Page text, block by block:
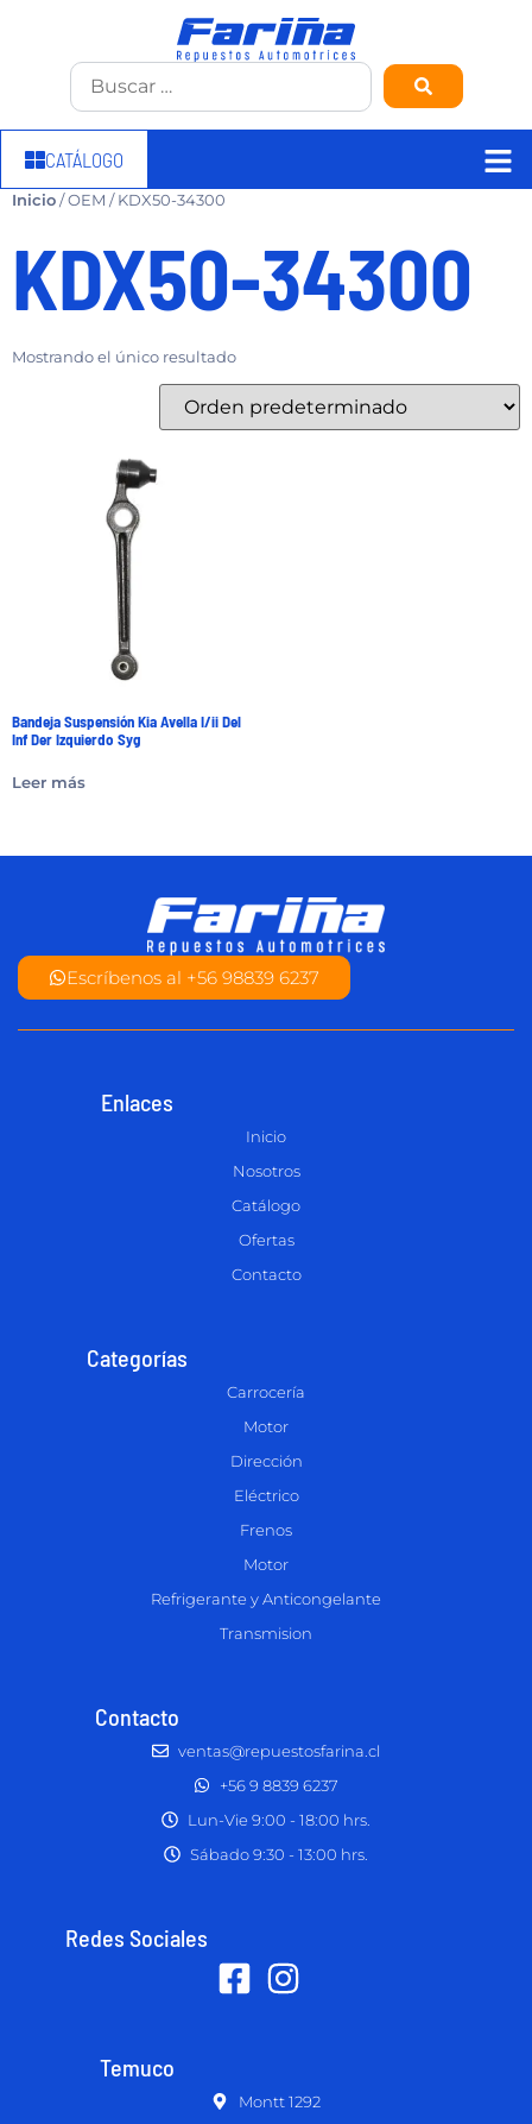
CATÁLOGO
Inicio/ OEM / KDX50-34300
KDX50-34300
Mostrando el único resultado
Bandeja Suspensión Kia Avella I/ii Del
Inf Der Izquierdo Syg
Leer más
Escríbenos al +56 98839 6237
Enlaces
Inicio
Nosotros
Catálogo
Ofertas
Contacto
Categorías
Carrocería
Motor
Dirección
Eléctrico
Frenos
Motor
Refrigerante y Anticongelante
Transmision
Contacto
ventas@repuestosfarina.cl
+56 9 8839 6237
Lun-Vie 9:00 - 18:00 hrs.
Sábado 9:30 - 13:00 hrs.
Redes Sociales
Temuco
Montt 1292